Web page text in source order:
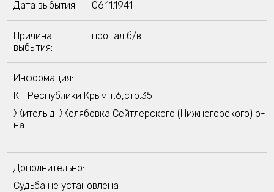
Дата выбытия: 06.11.1941
Причина
выбытия:
пропал б/в
Информация:
КП Республики Крым т.6,стр.35
Житель д. Желябовка Сейтлерского (Нижнегорского) р-
на
Дополнительно:
Судьба не установлена